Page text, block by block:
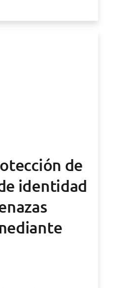
de
identidad